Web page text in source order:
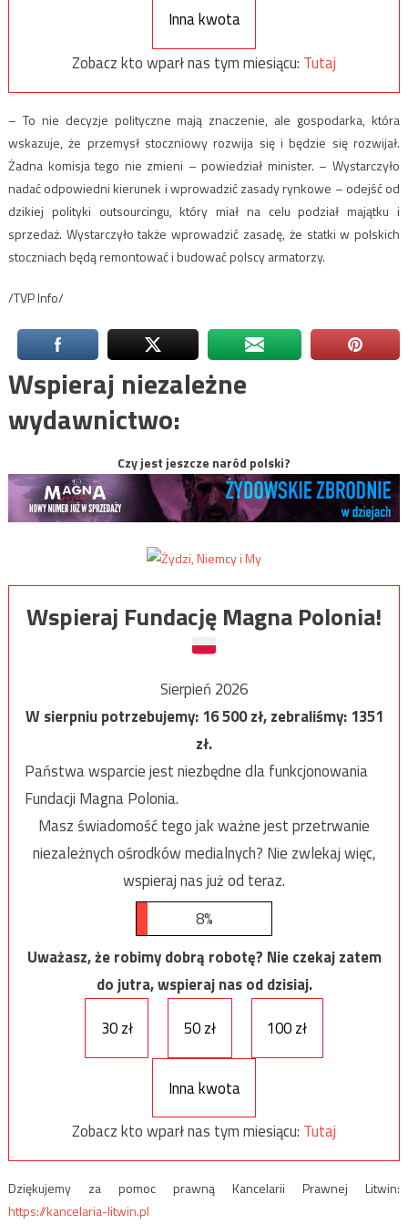
Inna kwota
Zobacz kto wparł nas tym miesiącu: Tutaj
– To nie decyzje polityczne mają znaczenie, ale gospodarka, która
wskazuje, że przemysł stoczniowy rozwija się i będzie się rozwijał.
Żadna komisja tego nie zmieni – powiedział minister. – Wystarczyło
nadać odpowiedni kierunek i wprowadzić zasady rynkowe – odejść od
dzikiej polityki outsourcingu, który miał na celu podział majątku i
sprzedaż. Wystarczyło także wprowadzić zasadę, że statki w polskich
stoczniach będą remontować i budować polscy armatorzy.
/TVP Info/
Wspieraj niezależne
wydawnictwo:
Czy jest jeszcze naród polski?
Wspieraj Fundację Magna Polonia!
Sierpień 2026
W sierpniu potrzebujemy:16 500zł, zebraliśmy:1351
zł.
Państwa wsparcie jest niezbędne dla funkcjonowania
Fundacji Magna Polonia.
Masz świadomość tego jak ważne jest przetrwanie
niezależnych ośrodków medialnych? Nie zwlekaj więc,
wspieraj nas już od teraz.
8%
Uważasz, że robimy dobrą robotę? Nie czekaj zatem
do jutra, wspieraj nas od dzisiaj.
30 zł
50 zł 100 zł
Inna kwota
Zobacz kto wparł nas tym miesiącu: Tutaj
Dziękujemy za pomoc prawną Kancelarii Prawnej Litwin:
https://kancelaria-litwin.pl